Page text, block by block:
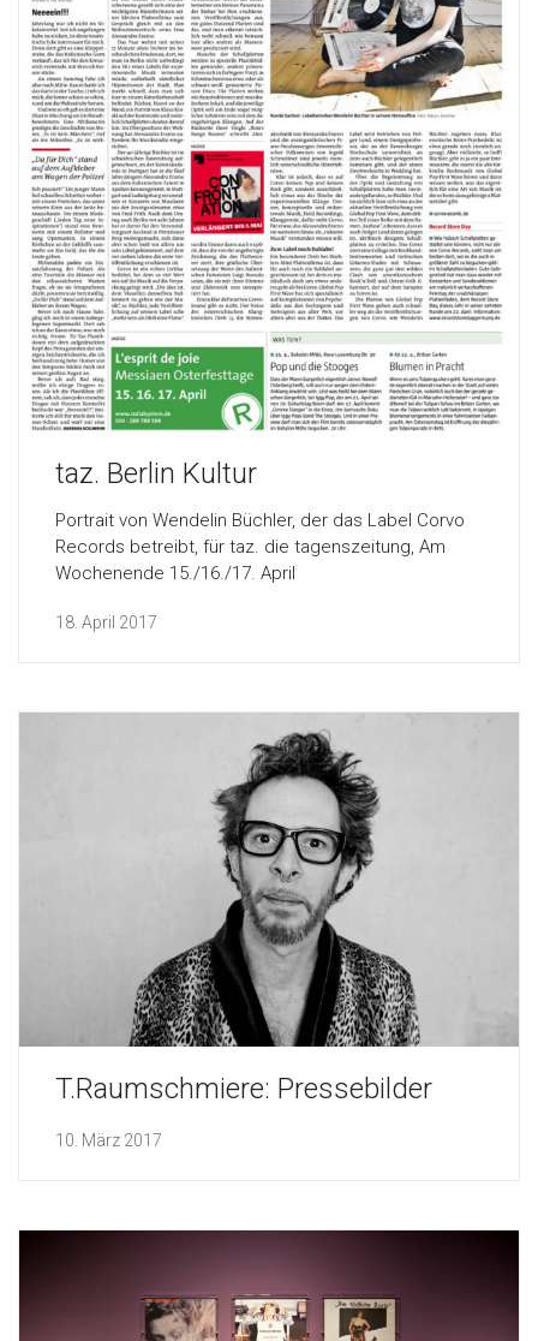
taz. Berlin Kultur
Portrait von Wendelin Büchler, der das Label Corvo
Records betreibt, für taz. die tagenszeitung, Am
Wochenende 15./16./17. April
18. April 2017
T.Raumschmiere: Pressebilder
10. März 2017